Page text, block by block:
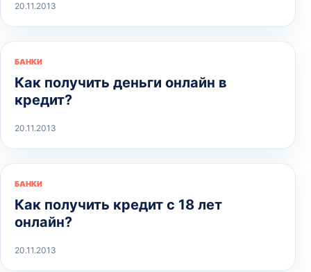
20.11.2013
БАНКИ
Как получить деньги онлайн в
кредит?
20.11.2013
БАНКИ
Как получить кредит с 18 лет
онлайн?
20.11.2013